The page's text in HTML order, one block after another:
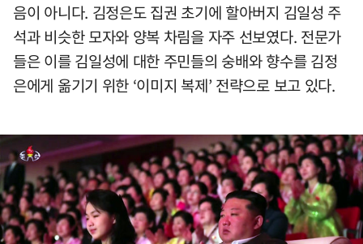
음이 아니다. 김정은도 집권 초기에 할아버지 김일성 주
석과 비슷한 모자와 양복 차림을 자주 선보였다. 전문가
들은 이를 김일성에 대한 주민들의 숭배와 향수를 김정
은에게 옮기기 위한 ‘이미지 복제’ 전략으로 보고 있다.